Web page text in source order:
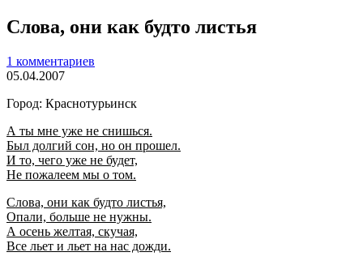
Слова, они как будто листья
1 комментариев
05.04.2007
Город: Краснотурьинск
А ты мне уже не снишься.
Был долгий сон, но он прошел.
И то, чего уже не будет,
Не пожалеем мы о том.
Слова, они как будто листья,
Опали, больше не нужны.
А осень желтая, скучая,
Все льет и льет на нас дожди.